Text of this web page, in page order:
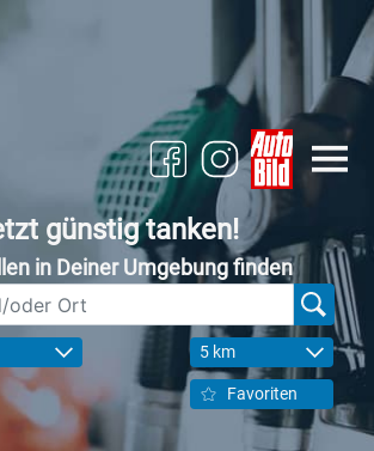
günstig tanken!
in Deiner Umgebung finden
5 km
Favoriten